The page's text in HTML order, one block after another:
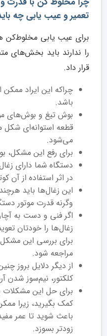
تعمیر و عیب یابی چه
برای عیب یابی
را ندارند باید بخش‌های
قرار داد.
چراکه این ایراد
باشد.
بوش تیغ و بوش‌های
قطعه استوانه‌ای
می‌شود.
برای رفع این
دستگاه شما دارای
در اثر استفاده از آن
این زغال‌ها باید
وگرنه قدرت موتور
اگر فنی و دست به
زغال‌ها را خودتان
برای بررسی این
مراجعه شود.
از دیگر دلایل بروز
کلکتور، نیم‌سوز شدن
برای حل این
کمک بگیرید، زیرا
باعث شوید تا عمر
زودتر بسوزد.